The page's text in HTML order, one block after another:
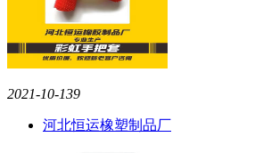
2021-10-139
河北恒运橡塑制品厂